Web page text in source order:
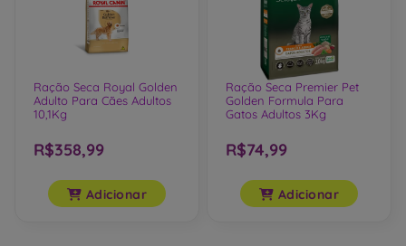
Ração Seca Royal Golden
Adulto Para Cães Adultos
10,1Kg
R$358,99
Adicionar
Ração Seca Premier Pet
Golden Formula Para
Gatos Adultos 3Kg
R$74,99
Adicionar